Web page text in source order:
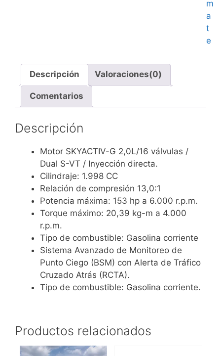
m
a
t
e
Descripción Valoraciones(0)
Comentarios
Descripción
Motor SKYACTIV-G 2,0L/16 válvulas /
Dual S-VT / Inyección directa.
Cilindraje: 1.998 CC
Relación de compresión 13,0:1
Potencia máxima: 153 hp a 6.000 r.p.m.
Torque máximo: 20,39 kg-m a 4.000
r.p.m.
Tipo de combustible: Gasolina corriente
Sistema Avanzado de Monitoreo de
Punto Ciego (BSM) con Alerta de Tráfico
Cruzado Atrás (RCTA).
Tipo de combustible: Gasolina corriente.
Productos relacionados